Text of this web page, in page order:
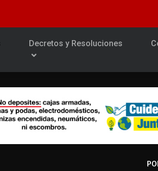
Decretos y Resoluciones